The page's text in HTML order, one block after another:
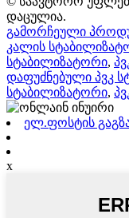
დაცულია.
გამორჩეული
კალის
სტაბილიზატორი,
დაფუძნებული პვკ
სტაბილიზატორი,
ელ.ფოსტის
x